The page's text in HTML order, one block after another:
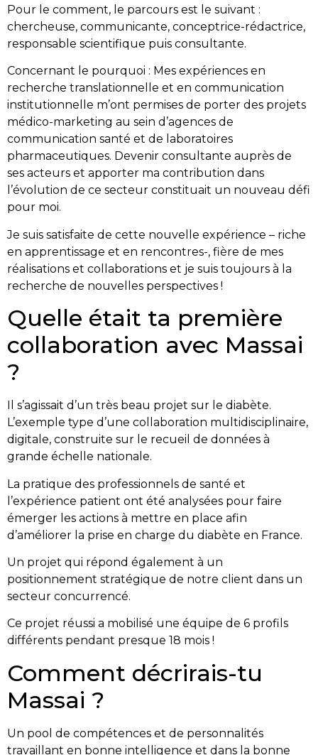
Pour le comment, le parcours est le suivant :
chercheuse, communicante, conceptrice-rédactrice,
responsable scientifique puis consultante.
Concernant le pourquoi : Mes expériences en
recherche translationnelle et en communication
institutionnelle m’ont permises de porter des projets
médico-marketing au sein d’agences de
communication santé et de laboratoires
pharmaceutiques. Devenir consultante auprès de
ses acteurs et apporter ma contribution dans
l’évolution de ce secteur constituait un nouveau défi
pour moi.
Je suis satisfaite de cette nouvelle expérience – riche
en apprentissage et en rencontres-, fière de mes
réalisations et collaborations et je suis toujours à la
recherche de nouvelles perspectives !
Quelle était ta première
collaboration avec Massai
?
Il s’agissait d’un très beau projet sur le diabète.
L’exemple type d’une collaboration multidisciplinaire,
digitale, construite sur le recueil de données à
grande échelle nationale.
La pratique des professionnels de santé et
l’expérience patient ont été analysées pour faire
émerger les actions à mettre en place afin
d’améliorer la prise en charge du diabète en France.
Un projet qui répond également à un
positionnement stratégique de notre client dans un
secteur concurrencé.
Ce projet réussi a mobilisé une équipe de 6 profils
différents pendant presque 18 mois !
Comment décrirais-tu
Massai ?
Un pool de compétences et de personnalités
travaillant en bonne intelligence et dans la bonne